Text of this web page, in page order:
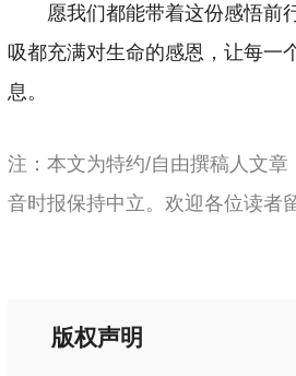
愿我们都能带着这份感悟前
吸都充满对生命的感恩，让每一
息。
注：本文为特约/自由撰稿人文
音时报保持中立。欢迎各位读者
版权声明